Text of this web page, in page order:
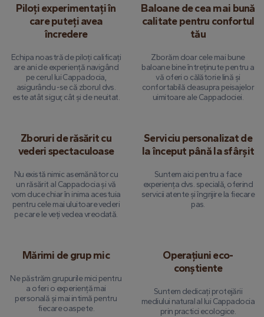
Piloți experimentați în
care puteți avea
încredere
Echipa noastră de piloți calificați
are ani de experiență navigând
pe cerul lui Cappadocia,
asigurându -se că zborul dvs.
este atât sigur, cât și de neuitat.
Baloane de cea mai bună
calitate pentru confortul
tău
Zborăm doar cele mai bune
baloane bine întreținute pentru a
vă oferi o călătorie lină și
confortabilă deasupra peisajelor
uimitoare ale Cappadociei.
Zboruri de răsărit cu
vederi spectaculoase
Nu există nimic asemănător cu
un răsărit al Cappadocia și vă
vom duce chiar în inima acestuia
pentru cele mai uluitoare vederi
pe care le veți vedea vreodată.
Serviciu personalizat de
la început până la sfârșit
Suntem aici pentru a face
experiența dvs. specială, oferind
servicii atente și îngrijire la fiecare
pas.
Mărimi de grup mic
Ne păstrăm grupurile mici pentru
a oferi o experiență mai
personală și mai intimă pentru
fiecare oaspete.
Operațiuni eco-
conștiente
Suntem dedicați protejării
mediului natural al lui Cappadocia
prin practici ecologice.